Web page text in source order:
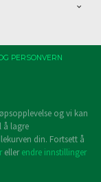
PERSONVERN
og vi kan
å lagre
din. Fortsett å
ellerendre innstillinger